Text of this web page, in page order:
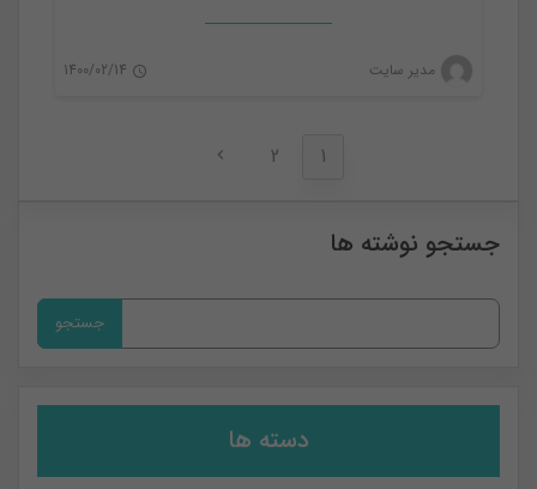
جستجو نوشته ها
برای:
دسته ها
مدیر سایت 1400/02/14
1
2